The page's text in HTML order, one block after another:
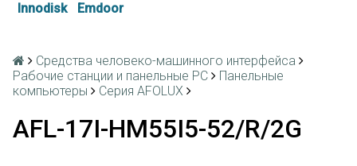
Innodisk
Emdoor
Средства человеко-машинного интерфейса
Рабочие станции и панельные РС
Панельные
компьютеры
Серия AFOLUX
AFL-17I-HM55I5-52/R/2G